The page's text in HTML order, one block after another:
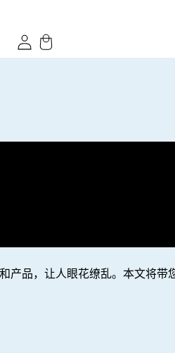
品，让人眼花缭乱。本文将